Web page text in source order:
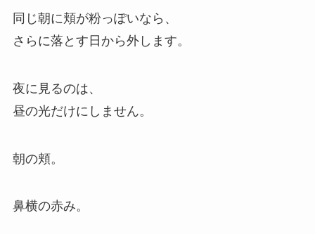
同じ朝に頬が粉っぽいなら、
さらに落とす日から外します。
夜に見るのは、
昼の光だけにしません。
朝の頬。
鼻横の赤み。